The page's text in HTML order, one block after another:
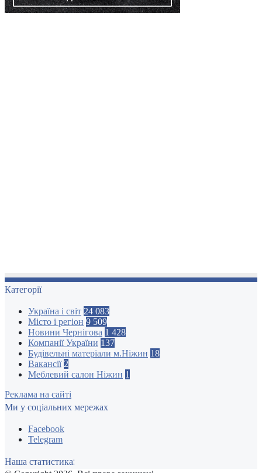
Категорії
Україна і світ 24 083
Місто і регіон 9 509
Новини Чернігова 1 428
Компанії України 137
Будівельні матеріали м.Ніжин 18
Вакансії 2
Меблевий салон Ніжин 1
Реклама на сайті
Ми у соціальних мережах
Facebook
Telegram
Наша статистика: